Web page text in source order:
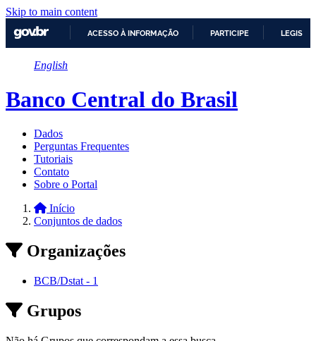
Skip to main content
CONTEÚDO
ACESSO À INFORMAÇÃO PARTICIPE
English
Banco Central do Brasil
Dados
Perguntas Frequentes
Tutoriais
Contato
Sobre o Portal
Início
Conjuntos de dados
Organizações
BCB/Dstat - 1
Grupos